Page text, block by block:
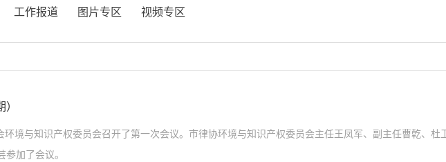
工作报道 图片专区 视频专区
境与知识产权委员会召开了第一次会议。市律协环境与知识产权委员会主任王凤军、副主任曹亁、杜
加了会议。